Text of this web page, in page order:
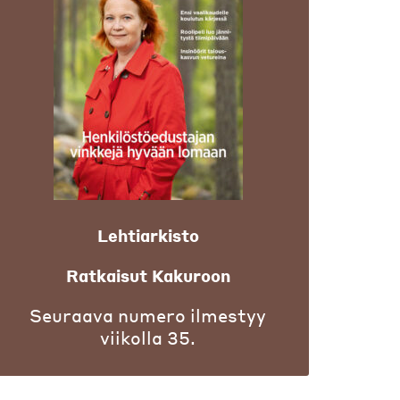
Lehtiarkisto
Ratkaisut Kakuroon
Seuraava numero ilmestyy
viikolla 35.